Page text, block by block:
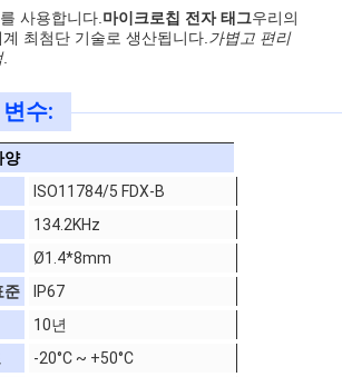
사용합니다.마이크로칩 전자 태그우리의
최첨단 기술로 생산됩니다.가볍고 편리
.
수:
양
ISO11784/5 FDX-B
134.2KHz
Ø1.4*8mm
준
IP67
10년
-20°C ~ +50°C